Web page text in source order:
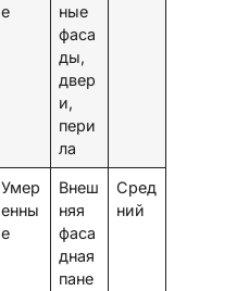
е
ные
фаса
ды,
двер
и,
пери
ла
Умер
енны
е
Внеш
няя
фаса
дная
пане
Сред
ний